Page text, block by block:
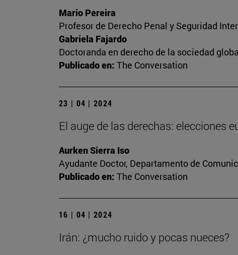
Mario Pereira
Profesor de Derecho Penal y Seguridad
Gabriela Fajardo
Doctoranda en derecho de la sociedad
Publicado en: The Conversation
23 | 04 | 2024
El auge de las derechas: elecciones
Aurken Sierra Iso
Ayudante Doctor, Departamento de
Publicado en: The Conversation
16 | 04 | 2024
Irán: ¿mucho ruido y pocas nueces?